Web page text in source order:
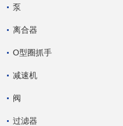
泵
离合器
O型圈抓手
减速机
阀
过滤器